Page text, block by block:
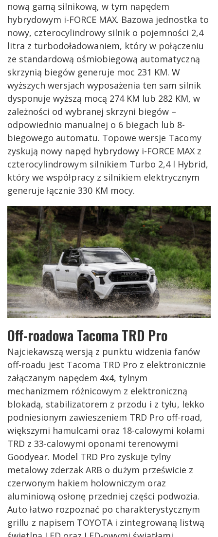
nową gamą silnikową, w tym napędem
hybrydowym i-FORCE MAX. Bazowa jednostka to
nowy, czterocylindrowy silnik o pojemności 2,4
litra z turbodoładowaniem, który w połączeniu
ze standardową ośmiobiegową automatyczną
skrzynią biegów generuje moc 231 KM. W
wyższych wersjach wyposażenia ten sam silnik
dysponuje wyższą mocą 274 KM lub 282 KM, w
zależności od wybranej skrzyni biegów –
odpowiednio manualnej o 6 biegach lub 8-
biegowego automatu. Topowe wersje Tacomy
zyskują nowy napęd hybrydowy i-FORCE MAX z
czterocylindrowym silnikiem Turbo 2,4 l Hybrid,
który we współpracy z silnikiem elektrycznym
generuje łącznie 330 KM mocy.
Off-roadowa Tacoma TRD Pro
Najciekawszą wersją z punktu widzenia fanów
off-roadu jest Tacoma TRD Pro z elektronicznie
załączanym napędem 4x4, tylnym
mechanizmem różnicowym z elektroniczną
blokadą, stabilizatorem z przodu i z tyłu, lekko
podniesionym zawieszeniem TRD Pro off-road,
większymi hamulcami oraz 18-calowymi kołami
TRD z 33-calowymi oponami terenowymi
Goodyear. Model TRD Pro zyskuje tylny
metalowy zderzak ARB o dużym prześwicie z
czerwonym hakiem holowniczym oraz
aluminiową osłonę przedniej części podwozia.
Auto łatwo rozpoznać po charakterystycznym
grillu z napisem TOYOTA i zintegrowaną listwą